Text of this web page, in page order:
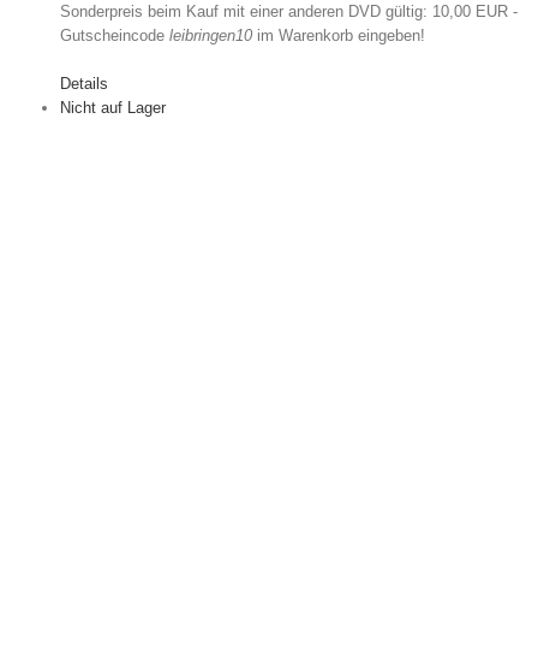
Sonderpreis beim Kauf mit einer anderen DVD gültig: 10,00 EUR -
Gutscheincode leibringen10 im Warenkorb eingeben!
Details
Nicht auf Lager